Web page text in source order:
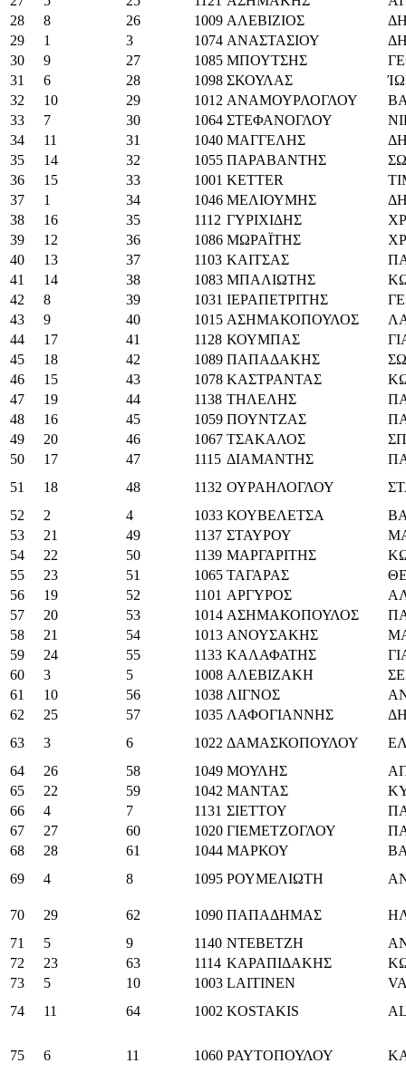
28
8 26 1009 ΑΛΕΒΙΖΙΟΣ
29
1 3 1074 ΑΝΑΣΤΑΣΙΟΥ
30
9 27 1085 ΜΠΟΥΤΣΗΣ
31
6 28 1098 ΣΚΟΥΛΑΣ
32
10 29 1012 ΑΝΑΜΟΥΡΛΟΓΛΟΥ
33
7 30 1064 ΣΤΕΦΑΝΟΓΛΟΥ
34
11 31 1040 ΜΑΓΓΕΛΗΣ
35
14 32 1055 ΠΑΡΑΒΑΝΤΗΣ
36
15 33 1001 KETTER
37
1 34 1046 ΜΕΛΙΟΥΜΗΣ
38
16 35 1112 ΓΥΡΙΧΙΔΗΣ
39
12 36 1086 ΜΩΡΑΪΤΗΣ
40
13 37 1103 ΚΑΙΤΣΑΣ
41
14 38 1083 ΜΠΑΛΙΩΤΗΣ
42
8 39 1031 ΙΕΡΑΠΕΤΡΙΤΗΣ
43
9 40 1015 ΑΣΗΜΑΚΟΠΟΥΛΟΣ
44
17 41 1128 ΚΟΥΜΠΑΣ
45
18 42 1089 ΠΑΠΑΔΑΚΗΣ
46
15 43 1078 ΚΑΣΤΡΑΝΤΑΣ
47
19 44 1138 ΤΗΛΕΛΗΣ
48
16 45 1059 ΠΟΥΝΤΖΑΣ
49
20 46 1067 ΤΣΑΚΑΛΟΣ
50
17 47 1115 ΔΙΑΜΑΝΤΗΣ
51
18 48 1132 ΟΥΡΑΗΛΟΓΛΟΥ
52
2 4 1033 ΚΟΥΒΕΛΕΤΣΑ
53
21 49 1137 ΣΤΑΥΡΟΥ
54
22 50 1139 ΜΑΡΓΑΡΙΤΗΣ
55
23 51 1065 ΤΑΓΑΡΑΣ
56
19 52 1101 ΑΡΓΥΡΟΣ
57
20 53 1014 ΑΣΗΜΑΚΟΠΟΥΛΟΣ
58
21 54 1013 ΑΝΟΥΣΑΚΗΣ
59
24 55 1133 ΚΑΛΑΦΑΤΗΣ
60
3 5 1008 ΑΛΕΒΙΖΑΚΗ
61
10 56 1038 ΛΙΓΝΟΣ
62
25 57 1035 ΛΑΦΟΓΙΑΝΝΗΣ
63
3 6 1022 ΔΑΜΑΣΚΟΠΟΥΛΟΥ
64
26 58 1049 ΜΟΥΛΗΣ
65
22 59 1042 ΜΑΝΤΑΣ
66
4 7 1131 ΣΙΕΤΤΟΥ
67
27 60 1020 ΓΙΕΜΕΤΖΟΓΛΟΥ
68
28 61 1044 ΜΑΡΚΟΥ
69
4 8 1095 ΡΟΥΜΕΛΙΩΤΗ
70 29 62 1090 ΠΑΠΑΔΗΜΑΣ
71
5 9 1140 ΝΤΕΒΕΤΖΗ
72
23 63 1114 ΚΑΡΑΠΙΔΑΚΗΣ
73
5 10 1003 LAITINEN
74
11 64 1002 KOSTAKIS
75 6 11 1060 ΡΑΥΤΟΠΟΥΛΟΥ